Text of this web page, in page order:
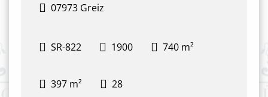
07973 Greiz
SR-822 1900 740 m²
397 m² 28